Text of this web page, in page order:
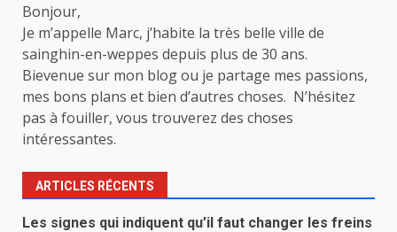
Bonjour,
Je m’appelle Marc, j’habite la très belle ville de
sainghin-en-weppes depuis plus de 30 ans.
Bievenue sur mon blog ou je partage mes passions,
mes bons plans et bien d’autres choses. N’hésitez
pas à fouiller, vous trouverez des choses
intéressantes.
ARTICLES RÉCENTS
Les signes qui indiquent qu’il faut changer les freins